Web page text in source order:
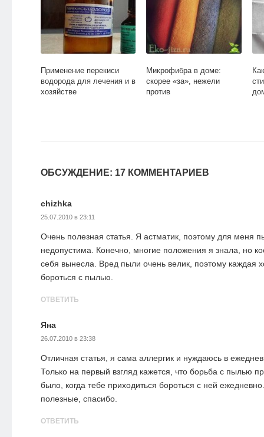
Применение перекиси
водорода для лечения и в
хозяйстве
Микрофибра в доме:
скорее «за», нежели
против
ОБСУЖДЕНИЕ: 17 КОММЕНТАРИЕВ
chizhka
25.07.2010 в 23:11
Очень полезная статья. Я астматик, поэтому для меня
недопустима. Конечно, многие положения я знала, но
себя вынесла. Вред пыли очень велик, поэтому каждая
бороться с пылью.
ОТВЕТИТЬ
Яна
26.07.2010 в 23:38
Отличная статья, я сама аллергик и нуждаюсь в
Только на первый взгляд кажется, что борьба с пылью
было, когда тебе приходиться бороться с ней
полезные, спасибо.
ОТВЕТИТЬ